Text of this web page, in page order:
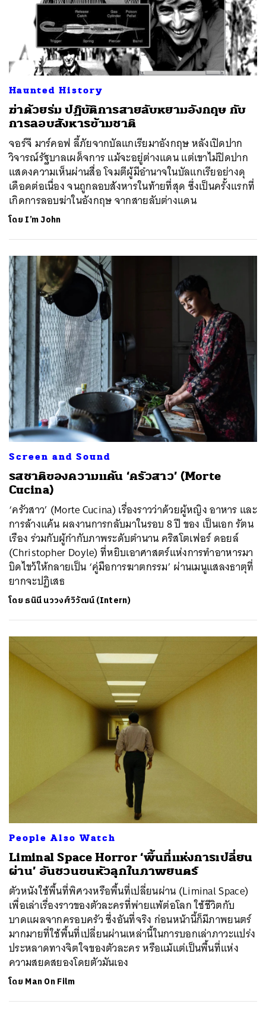
Haunted History
ฆ่าด้วยร่ม ปฏิบัติการสายลับหยามอังกฤษ กับ
การลอบสังหารข้ามชาติ
จอร์จี มาร์คอฟ ลี้ภัยจากบัลแกเรียมาอังกฤษ หลังเปิดปาก
วิจารณ์รัฐบาลเผด็จการ แม้จะอยู่ต่างแดน แต่เขาไม่ปิดปาก
แสดงความเห็นผ่านสื่อ โจมตีผู้มีอำนาจในบัลแกเรียอย่างดุ
เดือดต่อเนื่อง จนถูกลอบสังหารในท้ายที่สุด ซึ่งเป็นครั้งแรกที่
เกิดการลอบฆ่าในอังกฤษ จากสายลับต่างแดน
โดย I’m John
Screen and Sound
รสชาติของความแค้น ‘ครัวสาว’ (Morte
Cucina)
‘ครัวสาว’ (Morte Cucina) เรื่องราวว่าด้วยผู้หญิง อาหาร และ
การล้างแค้น ผลงานการกลับมาในรอบ 8 ปี ของ เป็นเอก รัตน
เรือง ร่วมกับผู้กำกับภาพระดับตำนาน คริสโตเฟอร์ ดอยล์
(Christopher Doyle) ที่หยิบเอาศาสตร์แห่งการทำอาหารมา
บิดไขว้ให้กลายเป็น ‘คู่มือการฆาตกรรม’ ผ่านเมนูแสลงธาตุที่
ยากจะปฏิเสธ
โดย ธนินี นววงศ์วิวัฒน์ (Intern)
People Also Watch
Liminal Space Horror ‘พื้นที่แห่งการเปลี่ยน
ผ่าน’ อันชวนขนหัวลุกในภาพยนตร์
ตัวหนังใช้พื้นที่พิศวงหรือพื้นที่เปลี่ยนผ่าน (Liminal Space)
เพื่อเล่าเรื่องราวของตัวละครที่พ่ายแพ้ต่อโลก ใช้ชีวิตกับ
บาดแผลจากครอบครัว ซึ่งอันที่จริง ก่อนหน้านี้ก็มีภาพยนตร์
มากมายที่ใช้พื้นที่เปลี่ยนผ่านเหล่านี้ในการบอกเล่าภาวะแปร่ง
ประหลาดทางจิตใจของตัวละคร หรือแม้แต่เป็นพื้นที่แห่ง
ความสยดสยองโดยตัวมันเอง
โดย Man On Film